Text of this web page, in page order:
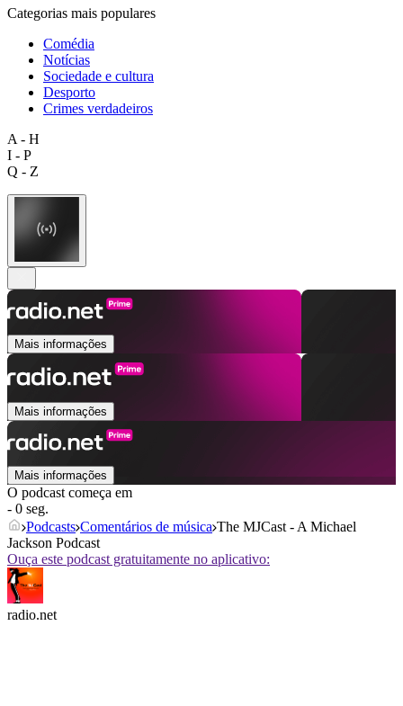
Categorias mais populares
Comédia
Notícias
Sociedade e cultura
Desporto
Crimes verdadeiros
A - H
I - P
Q - Z
Mais informações
Mais informações
Mais informações
O podcast começa em
- 0 seg.
Podcasts Comentários de música The MJCast - A Michael
Jackson Podcast
Ouça este podcast gratuitamente no aplicativo:
radio.net